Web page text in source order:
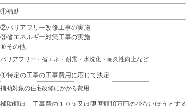
①補助
②バリアフリー改修工事の実施
③省エネルギー対策工事の実施
⑧その他
バリアフリー・省エネ・耐震・水洗化・耐久性向上など
①特定の工事の工事費用に応じて決定
補助対象の住宅改修にかかる費用
補助額は、工事費の１０％又は限度額10万円の少ないほうとす